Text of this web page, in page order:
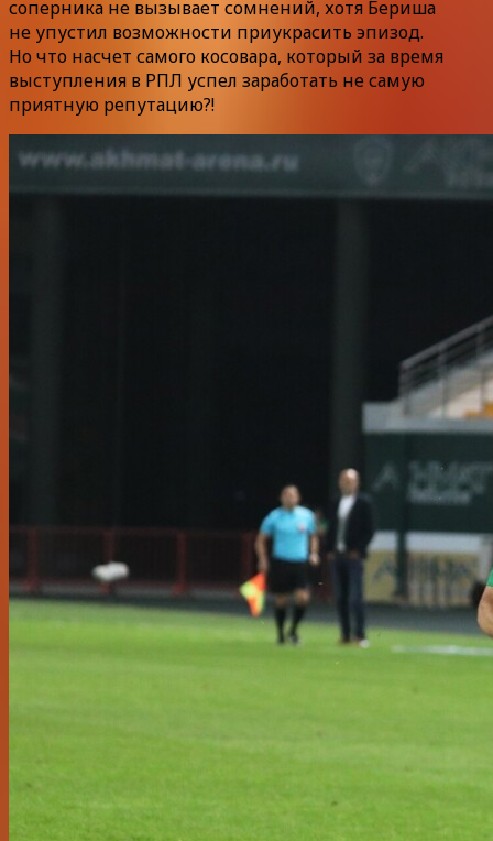
соперника не вызывает сомнений, хотя Бериша
не упустил возможности приукрасить эпизод.
Но что насчет самого косовара, который за время
выступления в РПЛ успел заработать не самую
приятную репутацию?!